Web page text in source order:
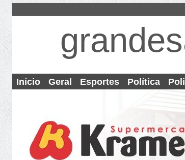
Início Geral Esportes Política